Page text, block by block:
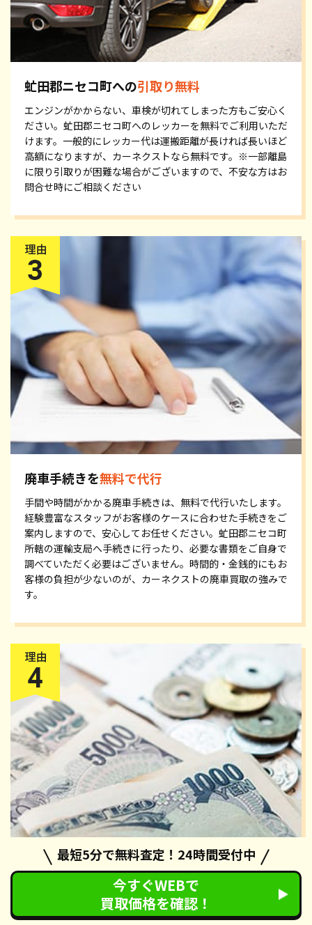
虻田郡ニセコ町への引取り無料
エンジンがかからない、車検が切れてしまった方もご安心く
ださい。虻田郡ニセコ町へのレッカーを無料でご利用いただ
けます。一般的にレッカー代は運搬距離が長ければ長いほど
高額になりますが、カーネクストなら無料です。※一部離島
に限り引取りが困難な場合がございますので、不安な方はお
問合せ時にご相談ください
廃車手続きを無料で代行
手間や時間がかかる廃車手続きは、無料で代行いたします。
経験豊富なスタッフがお客様のケースに合わせた手続きをご
案内しますので、安心してお任せください。虻田郡ニセコ町
所轄の運輸支局へ手続きに行ったり、必要な書類をご自身で
調べていただく必要はございません。時間的・金銭的にもお
客様の負担が少ないのが、カーネクストの廃車買取の強みで
す。
が受け取れる
カーネクストの廃車手続きでは、自動車税の還付手続きも無
最短5分で無料査定！24時間受付中
今すぐWEBで
買取価格を確認！